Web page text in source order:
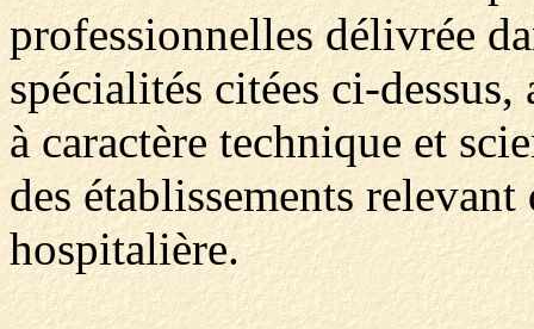
professionnelles délivrée
spécialités citées ci-
à caractère technique et
des établissements
hospitalière.